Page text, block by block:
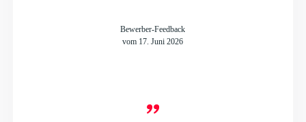
Bewerber-Feedback
vom 17. Juni 2026